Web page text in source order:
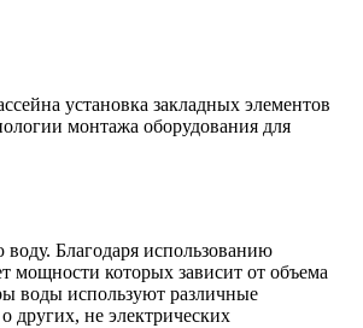
установка закладных элементов
монтажа оборудования для
Благодаря использованию
мощности которых зависит от объема
воды используют различные
других, не электрических